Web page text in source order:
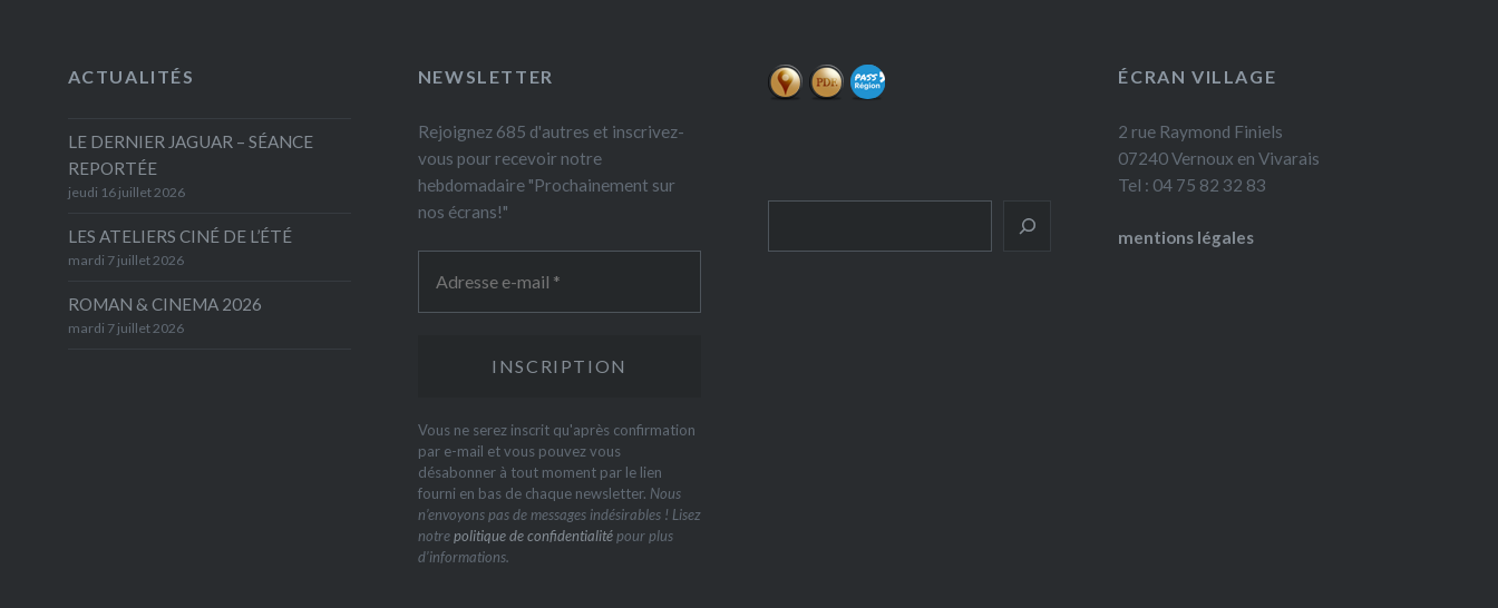
ACTUALITÉS
LE DERNIER JAGUAR – SÉANCE
REPORTÉE
jeudi 16 juillet 2026
LES ATELIERS CINÉ DE L’ÉTÉ
mardi 7 juillet 2026
ROMAN & CINEMA 2026
mardi 7 juillet 2026
NEWSLETTER
Rejoignez 685 d'autres et inscrivez-
vous pour recevoir notre
hebdomadaire "Prochainement sur
nos écrans!"
Vous ne serez inscrit qu'après confirmation
par e-mail et vous pouvez vous
désabonner à tout moment par le lien
fourni en bas de chaque newsletter. Nous
n’envoyons pas de messages indésirables ! Lisez
notrepolitique de confidentialitépour plus
d’informations.
ÉCRAN VILLAGE
2 rue Raymond Finiels
07240 Vernoux en Vivarais
Tel : 04 75 82 32 83
mentions légales